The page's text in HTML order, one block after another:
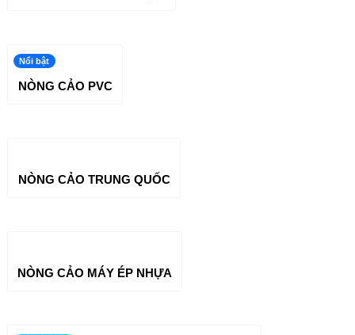
Nổi bật
NÒNG CẢO PVC
NÒNG CẢO TRUNG QUỐC
NÒNG CẢO MÁY ÉP NHỰA